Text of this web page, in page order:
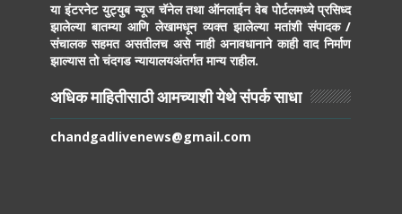
या इंटरनेट युट्युब न्यूज चॅनेल तथा ऑनलाईन वेब पोर्टलमध्ये प्रसिध्द
झालेल्या बातम्या आणि लेखामधून व्यक्त झालेल्या मतांशी संपादक /
संचालक सहमत असतीलच असे नाही अनावधानाने काही वाद निर्माण
झाल्यास तो चंदगड न्यायालयअंतर्गत मान्य राहील.
अधिक माहितीसाठी आमच्याशी येथे संपर्क साधा
chandgadlivenews@gmail.com